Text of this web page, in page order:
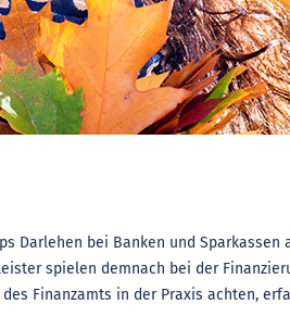
Darlehen bei Banken und Sparkassen
spielen demnach bei der
Finanzamts in der Praxis achten,